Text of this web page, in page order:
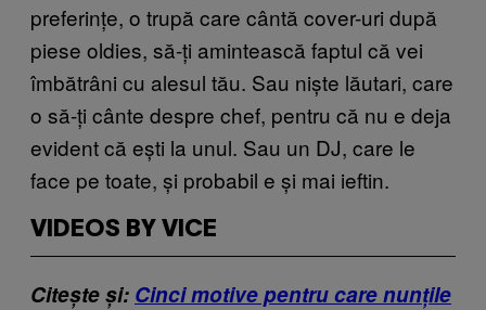
preferințe, o trupă care cântă cover-uri după
piese oldies, să-ți amintească faptul că vei
îmbătrâni cu alesul tău. Sau niște lăutari, care
o să-ți cânte despre chef, pentru că nu e deja
evident că ești la unul. Sau un DJ, care le
face pe toate, și probabil e și mai ieftin.
VIDEOS BY VICE
Citește și: Cinci motive pentru care nunțile